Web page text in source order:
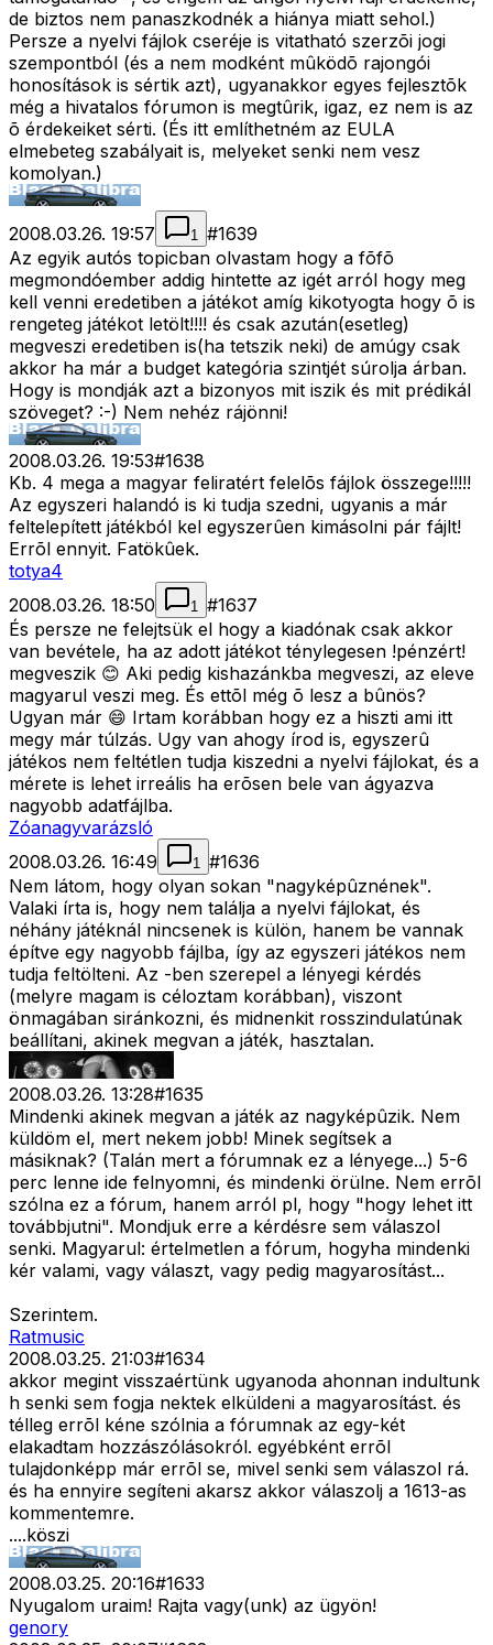
de biztos nem panaszkodnék a hiánya miatt sehol.)
Persze a nyelvi fájlok cseréje is vitatható szerzõi jogi
szempontból (és a nem modként mûködõ rajongói
honosítások is sértik azt), ugyanakkor egyes fejlesztõk
még a hivatalos fórumon is megtûrik, igaz, ez nem is az
õ érdekeiket sérti. (És itt említhetném az EULA
elmebeteg szabályait is, melyeket senki nem vesz
komolyan.)
2008.03.26. 19:57 1 #1639
Az egyik autós topicban olvastam hogy a fõfõ
megmondóember addig hintette az igét arról hogy meg
kell venni eredetiben a játékot amíg kikotyogta hogy õ is
rengeteg játékot letölt!!!! és csak azután(esetleg)
megveszi eredetiben is(ha tetszik neki) de amúgy csak
akkor ha már a budget kategória szintjét súrolja árban.
Hogy is mondják azt a bizonyos mit iszik és mit prédikál
szöveget? :-) Nem nehéz rájönni!
2008.03.26. 19:53#1638
Kb. 4 mega a magyar feliratért felelõs fájlok összege!!!!!
Az egyszeri halandó is ki tudja szedni, ugyanis a már
feltelepített játékból kel egyszerûen kimásolni pár fájlt!
Errõl ennyit. Fatökûek.
totya4
2008.03.26. 18:50
1 #1637
És persze ne felejtsük el hogy a kiadónak csak akkor
van bevétele, ha az adott játékot ténylegesen !pénzért!
megveszik 😊 Aki pedig kishazánkba megveszi, az eleve
magyarul veszi meg. És ettõl még õ lesz a bûnös?
Ugyan már 😄 Irtam korábban hogy ez a hiszti ami itt
megy már túlzás. Ugy van ahogy írod is, egyszerû
játékos nem feltétlen tudja kiszedni a nyelvi fájlokat, és a
mérete is lehet irreális ha erõsen bele van ágyazva
nagyobb adatfájlba.
Zóanagyvarázsló
2008.03.26. 16:49
1 #1636
Nem látom, hogy olyan sokan "nagyképûznének".
Valaki írta is, hogy nem találja a nyelvi fájlokat, és
néhány játéknál nincsenek is külön, hanem be vannak
építve egy nagyobb fájlba, így az egyszeri játékos nem
tudja feltölteni. Az -ben szerepel a lényegi kérdés
(melyre magam is céloztam korábban), viszont
önmagában siránkozni, és midnenkit rosszindulatúnak
beállítani, akinek megvan a játék, hasztalan.
2008.03.26. 13:28#1635
Mindenki akinek megvan a játék az nagyképûzik. Nem
küldöm el, mert nekem jobb! Minek segítsek a
másiknak? (Talán mert a fórumnak ez a lényege...) 5-6
perc lenne ide felnyomni, és mindenki örülne. Nem errõl
szólna ez a fórum, hanem arról pl, hogy "hogy lehet itt
továbbjutni". Mondjuk erre a kérdésre sem válaszol
senki. Magyarul: értelmetlen a fórum, hogyha mindenki
kér valami, vagy választ, vagy pedig magyarosítást...
Szerintem.
Ratmusic
2008.03.25. 21:03#1634
akkor megint visszaértünk ugyanoda ahonnan indultunk
h senki sem fogja nektek elküldeni a magyarosítást. és
télleg errõl kéne szólnia a fórumnak az egy-két
elakadtam hozzászólásokról. egyébként errõl
tulajdonképp már errõl se, mivel senki sem válaszol rá.
és ha ennyire segíteni akarsz akkor válaszolj a 1613-as
kommentemre.
....köszi
2008.03.25. 20:16#1633
Nyugalom uraim! Rajta vagy(unk) az ügyön!
genory